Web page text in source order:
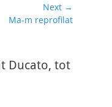
Next →
Ma-m reprofilat
Ducato, tot